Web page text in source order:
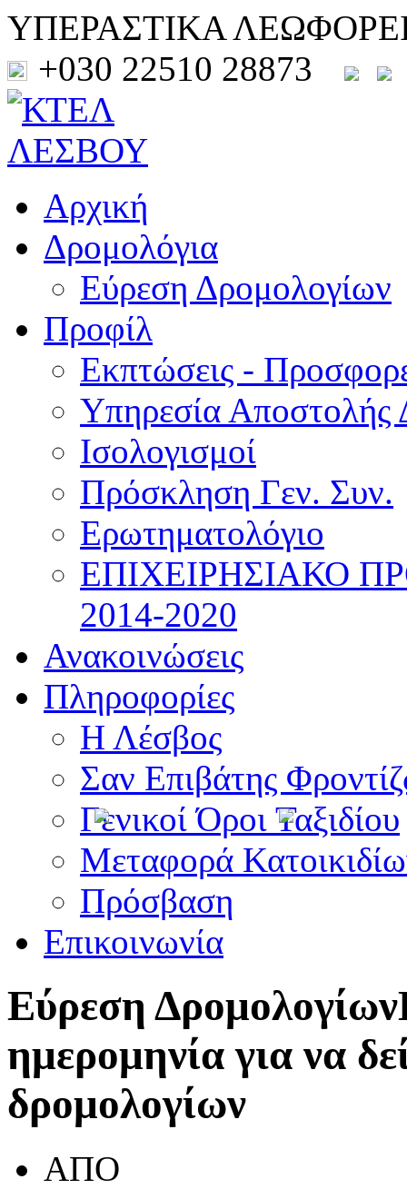
ΥΠΕΡΑΣΤΙΚΑ
+030 22510 28873
Αρχική
Δρομολόγια
Εύρεση Δρομολογίων
Προφίλ
Εκπτώσεις -
Υπηρεσία Αποστολής
Ισολογισμοί
Πρόσκληση Γεν. Συν.
Ερωτηματολόγιο
ΕΠΙΧΕΙΡΗΣΙΑΚΟ
2014-2020
Ανακοινώσεις
Πληροφορίες
Η Λέσβος
Σαν Επιβάτης
Γενικοί Όροι Ταξιδίου
Μεταφορά
Πρόσβαση
Επικοινωνία
Εύρεση Δρομολογίων
ημερομηνία για να
δρομολογίων
ΑΠΟ